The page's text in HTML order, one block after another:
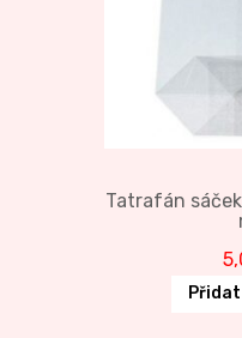
Tatrafán